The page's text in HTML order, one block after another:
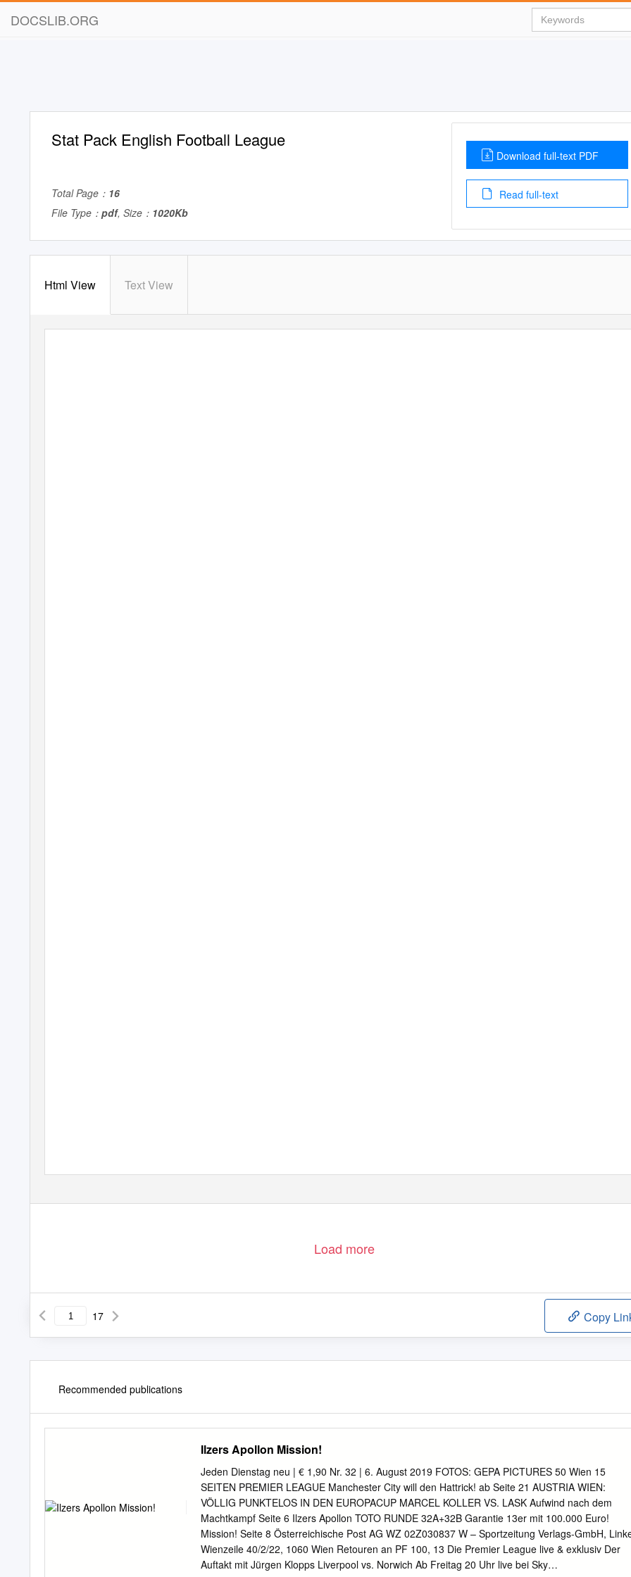
DOCSLIB.ORG
Stat Pack English Football League
Total Page： 16
File Type： pdf, Size： 1020Kb
Download full-text PDF
Read full-text
Html View Text View
Load more
17 Copy
Recommended publications
Ilzers Apollon Mission!
Jeden Dienstag neu | € 1,90 Nr. 32 | 6. August 2019 FOTOS: GEPA PICTURES 50 Wien 15
SEITEN PREMIER LEAGUE Manchester City will den Hattrick! ab Seite 21 AUSTRIA WIEN:
VÖLLIG PUNKTELOS IN DEN EUROPACUP MARCEL KOLLER VS. LASK Aufwind nach dem
Machtkampf Seite 6 Ilzers Apollon TOTO RUNDE 32A+32B Garantie 13er mit 100.000 Euro!
Mission! Seite 8 Österreichische Post AG WZ 02Z030837 W – Sportzeitung Verlags-GmbH,
Wienzeile 40/2/22, 1060 Wien Retouren an PF 100, 13 Die Premier League live & exklusiv Der
Auftakt mit Jürgen Klopps Liverpool vs. Norwich Ab Freitag 20 Uhr live bei Sky